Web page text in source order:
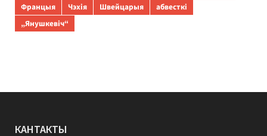
Францыя
Чэхія Швейцарыя
абвесткі
„Янушкевіч“
КАНТАКТЫ